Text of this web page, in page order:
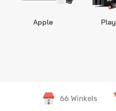
Apple
66 Winkels